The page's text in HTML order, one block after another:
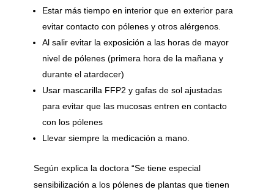
Estar más tiempo en interior que en exterior para
evitar contacto con pólenes y otros alérgenos.
Al salir evitar la exposición a las horas de mayor
nivel de pólenes (primera hora de la mañana y
durante el atardecer)
Usar mascarilla FFP2 y gafas de sol ajustadas
para evitar que las mucosas entren en contacto
con los pólenes
Llevar siempre la medicación a mano.
Según explica la doctora “Se tiene especial
sensibilización a los pólenes de plantas que tienen